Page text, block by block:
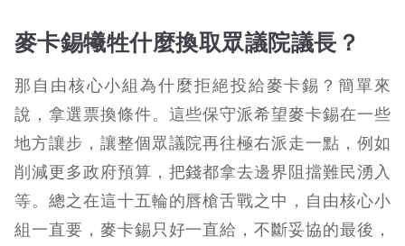
麥卡錫犧牲什麼換取眾議院議長？
那自由核心小組為什麼拒絕投給麥卡錫？簡單來
說，拿選票換條件。這些保守派希望麥卡錫在一些
地方讓步，讓整個眾議院再往極右派走一點，例如
削減更多政府預算，把錢都拿去邊界阻擋難民湧入
等。總之在這十五輪的唇槍舌戰之中，自由核心小
組一直要，麥卡錫只好一直給，不斷妥協的最後，